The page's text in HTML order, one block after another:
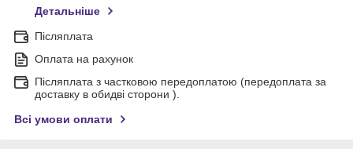
Детальніше
Післяплата
Оплата на рахунок
Післяплата з частковою передоплатою (передоплата за
доставку в обидві сторони ).
Всі умови оплати